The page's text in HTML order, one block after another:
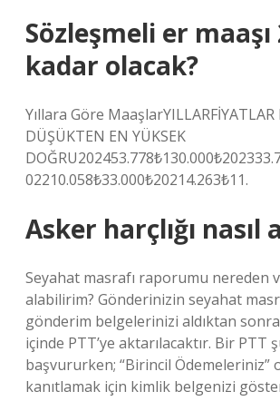
Sözleşmeli er maaşı
kadar olacak?
Yıllara Göre MaaşlarYILLARFİYATLAR
DÜŞÜKTEN EN YÜKSEK
02210.058₺33.000₺20214.263₺11.
Asker harçlığı nasıl
Seyahat masrafı raporumu nereden
alabilirim? Gönderinizin seyahat
gönderim belgelerinizi aldıktan
içinde PTT’ye aktarılacaktır. Bir PTT
başvururken; “Birincil Ödemeleriniz”
kanıtlamak için kimlik belgenizi